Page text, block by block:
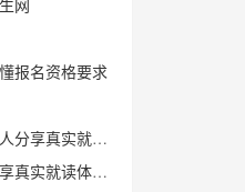
网
报名资格要求
就读体验与收获
体验与优势解析